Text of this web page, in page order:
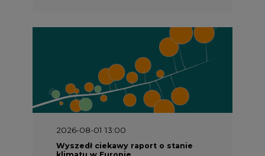
2026-08-01 13:00
Wyszedł ciekawy raport o stanie
klimatu w Europie